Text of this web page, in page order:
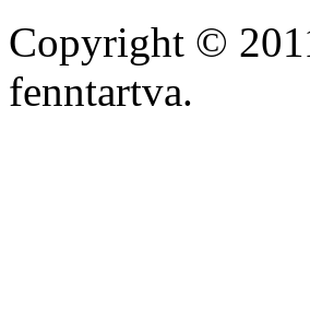
Copyright ©
fenntartva.